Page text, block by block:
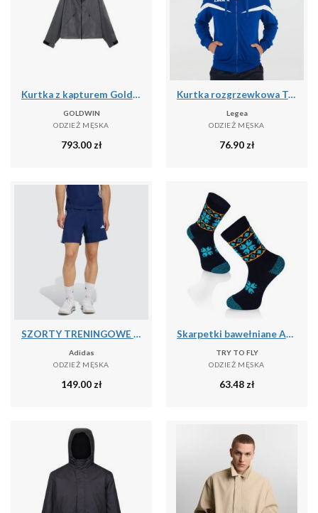
Kurtka z kapturem Goldwin Tonalith
GOLDWIN
ODZIEŻ MĘSKA
793.00zł
Kurtka rozgrzewkowa Turcja niebiesko-biała
Legea
ODZIEŻ MĘSKA
76.90zł
SZORTY TRENINGOWE WORKOUT ESSENTIALS BASE 3 STRIPES WOVEN
Adidas
ODZIEŻ MĘSKA
149.00zł
Skarpetki bawełniane Active Lifestyle Skarpetki ETHNO Granatowe
TRY TO FLY
ODZIEŻ MĘSKA
63.48zł